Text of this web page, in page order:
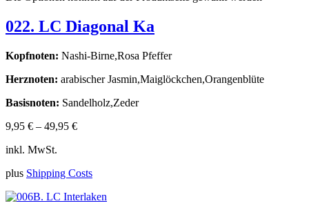
022. LC Diagonal Ka
Kopfnoten: Nashi-Birne,Rosa Pfeffer
Herznoten: arabischer Jasmin,Maiglöckchen,Orangenblüte
Basisnoten: Sandelholz,Zeder
9,95 € – 49,95 €
inkl. MwSt.
plus Shipping Costs